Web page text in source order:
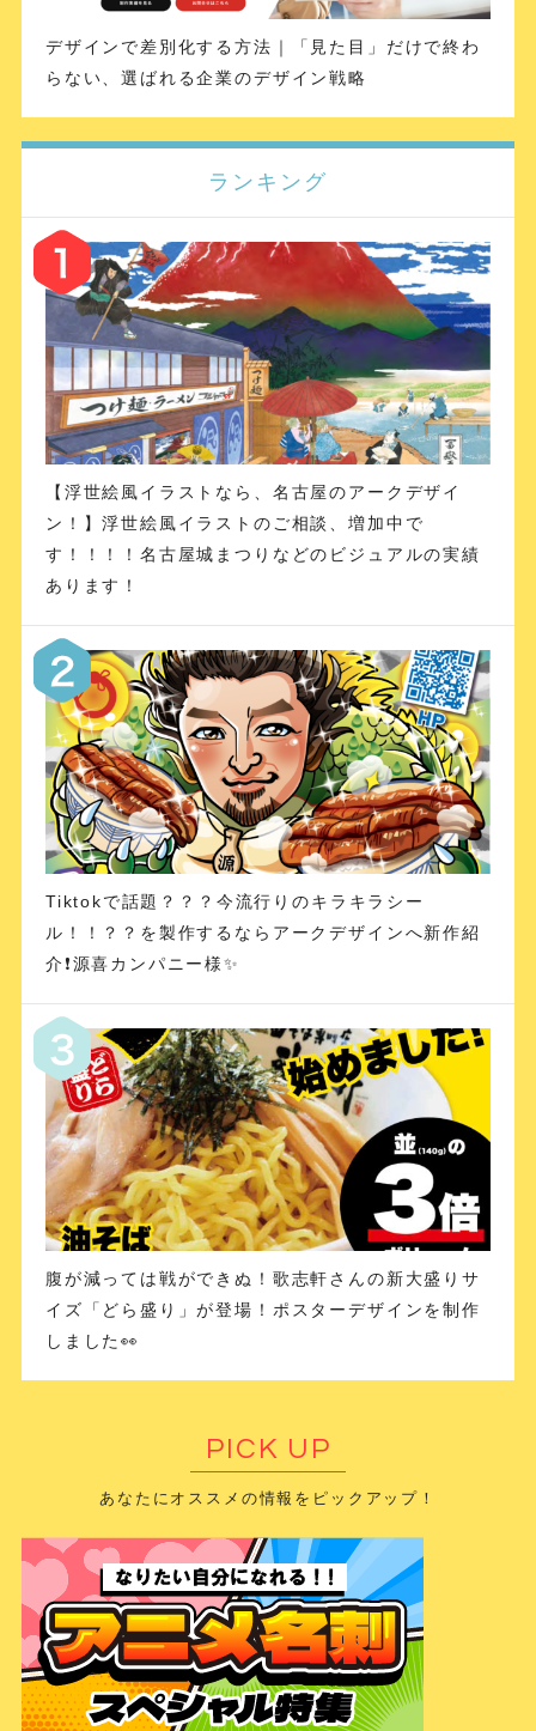
デザインで差別化する方法｜「見た目」だけで終わ
らない、選ばれる企業のデザイン戦略
ランキング
【浮世絵風イラストなら、名古屋のアークデザイ
ン！】浮世絵風イラストのご相談、増加中で
す！！！！名古屋城まつりなどのビジュアルの実績
あります！
Tiktokで話題？？？今流行りのキラキラシー
ル！！？？を製作するならアークデザインへ新作紹
介❗️源喜カンパニー様✨
腹が減っては戦ができぬ！歌志軒さんの新大盛りサ
イズ「どら盛り」が登場！ポスターデザインを制作
しました👀
PICK UP
あなたにオススメの情報をピックアップ！